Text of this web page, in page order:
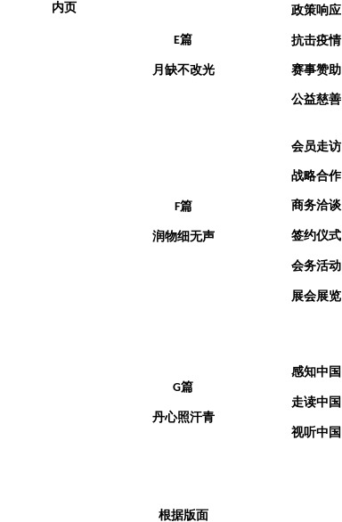
内页
E篇
月缺不改光
政策响应
抗击疫情
赛事赞助
公益慈善
F篇
润物细无声
会员走访
战略合作
商务洽谈
签约仪式
会务活动
展会展览
G篇
丹心照汗青
感知中国
走读中国
视听中国
根据版面